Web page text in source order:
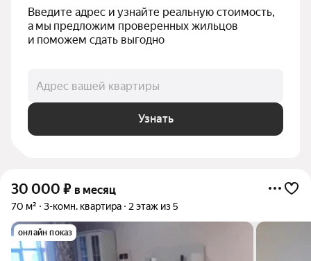
Введите адрес и узнайте реальную стоимость,
а мы предложим проверенных жильцов
и поможем сдать выгодно
Адрес вашей квартиры
Узнать
30 000 ₽ в месяц
70 м² 3-комн. квартира 2 этаж из 5
онлайн показ